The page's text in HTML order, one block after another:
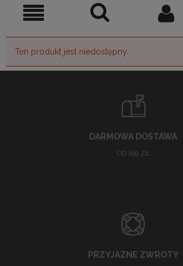
Ten produkt jest niedostępny.
DARMOWA DOSTAWA
OD 199 ZŁ
PRZYJAZNE ZWROTY